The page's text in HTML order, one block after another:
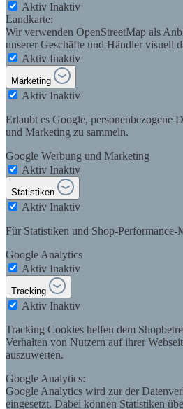
Aktiv Inaktiv
Landkarte:
Wir verwenden OpenStreetMap als
unserer Geschäfte und Händler visuell
Aktiv Inaktiv
Marketing
Aktiv Inaktiv
Erlaubt es Google, personenbezogene
und Marketing zu sammeln.
Google Werbung und Marketing
Aktiv Inaktiv
Statistiken
Aktiv Inaktiv
Für Statistiken und Shop-Performance-
Google Analytics
Aktiv Inaktiv
Tracking
Aktiv Inaktiv
Tracking Cookies helfen dem
Verhalten von Nutzern auf ihrer
auszuwerten.
Google Analytics:
Google Analytics wird zur der
eingesetzt. Dabei können Statistiken